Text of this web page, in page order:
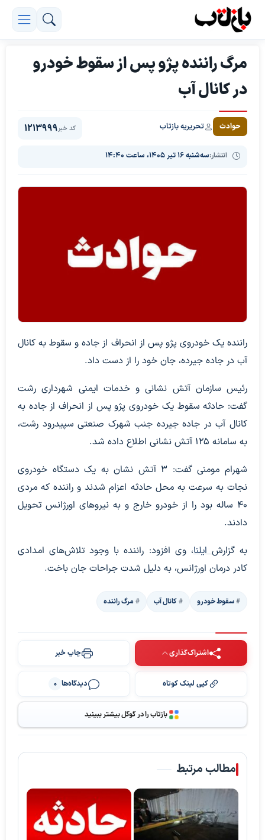
مرگ راننده پژو پس از سقوط خودرو
در کانال آب
حوادث تحریریه بازتاب
انتشار:سه‌شنبه ۱۶ تیر ۱۴۰۵، ساعت ۱۴:۴۰
کد خبر1213999
راننده یک خودروی پژو پس از انحراف از جاده و سقوط به کانال
آب در جاده جیرده، جان خود را از دست داد.
رئیس سازمان آتش نشانی و خدمات ایمنی شهرداری رشت
گفت: حادثه سقوط یک خودروی پژو پس از انحراف از جاده به
کانال آب در جاده جیرده جنب شهرک صنعتی سپیدرود رشت،
به سامانه ۱۲۵ آتش نشانی اطلاع داده شد.
شهرام مومنی گفت: ۳ آتش نشان به یک دستگاه خودروی
نجات به سرعت به محل حادثه اعزام شدند و راننده که مردی
۴۰ ساله بود را از خودرو خارج و به نیروهای اورژانس تحویل
دادند.
به گزارشایلنا، وی افزود: راننده با وجود تلاش‌های امدادی
کادر درمان اورژانس، به دلیل شدت جراحات جان باخت.
سقوط خودرو کانال آب مرگ راننده
اشتراک‌گذاری چاپ خبر
کپی لینک کوتاه دیدگاه‌ها 0
بازتاب را در گوگل بیشتر ببینید
مطالب مرتبط